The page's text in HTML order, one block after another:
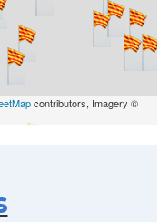
contributors, Imagery ©